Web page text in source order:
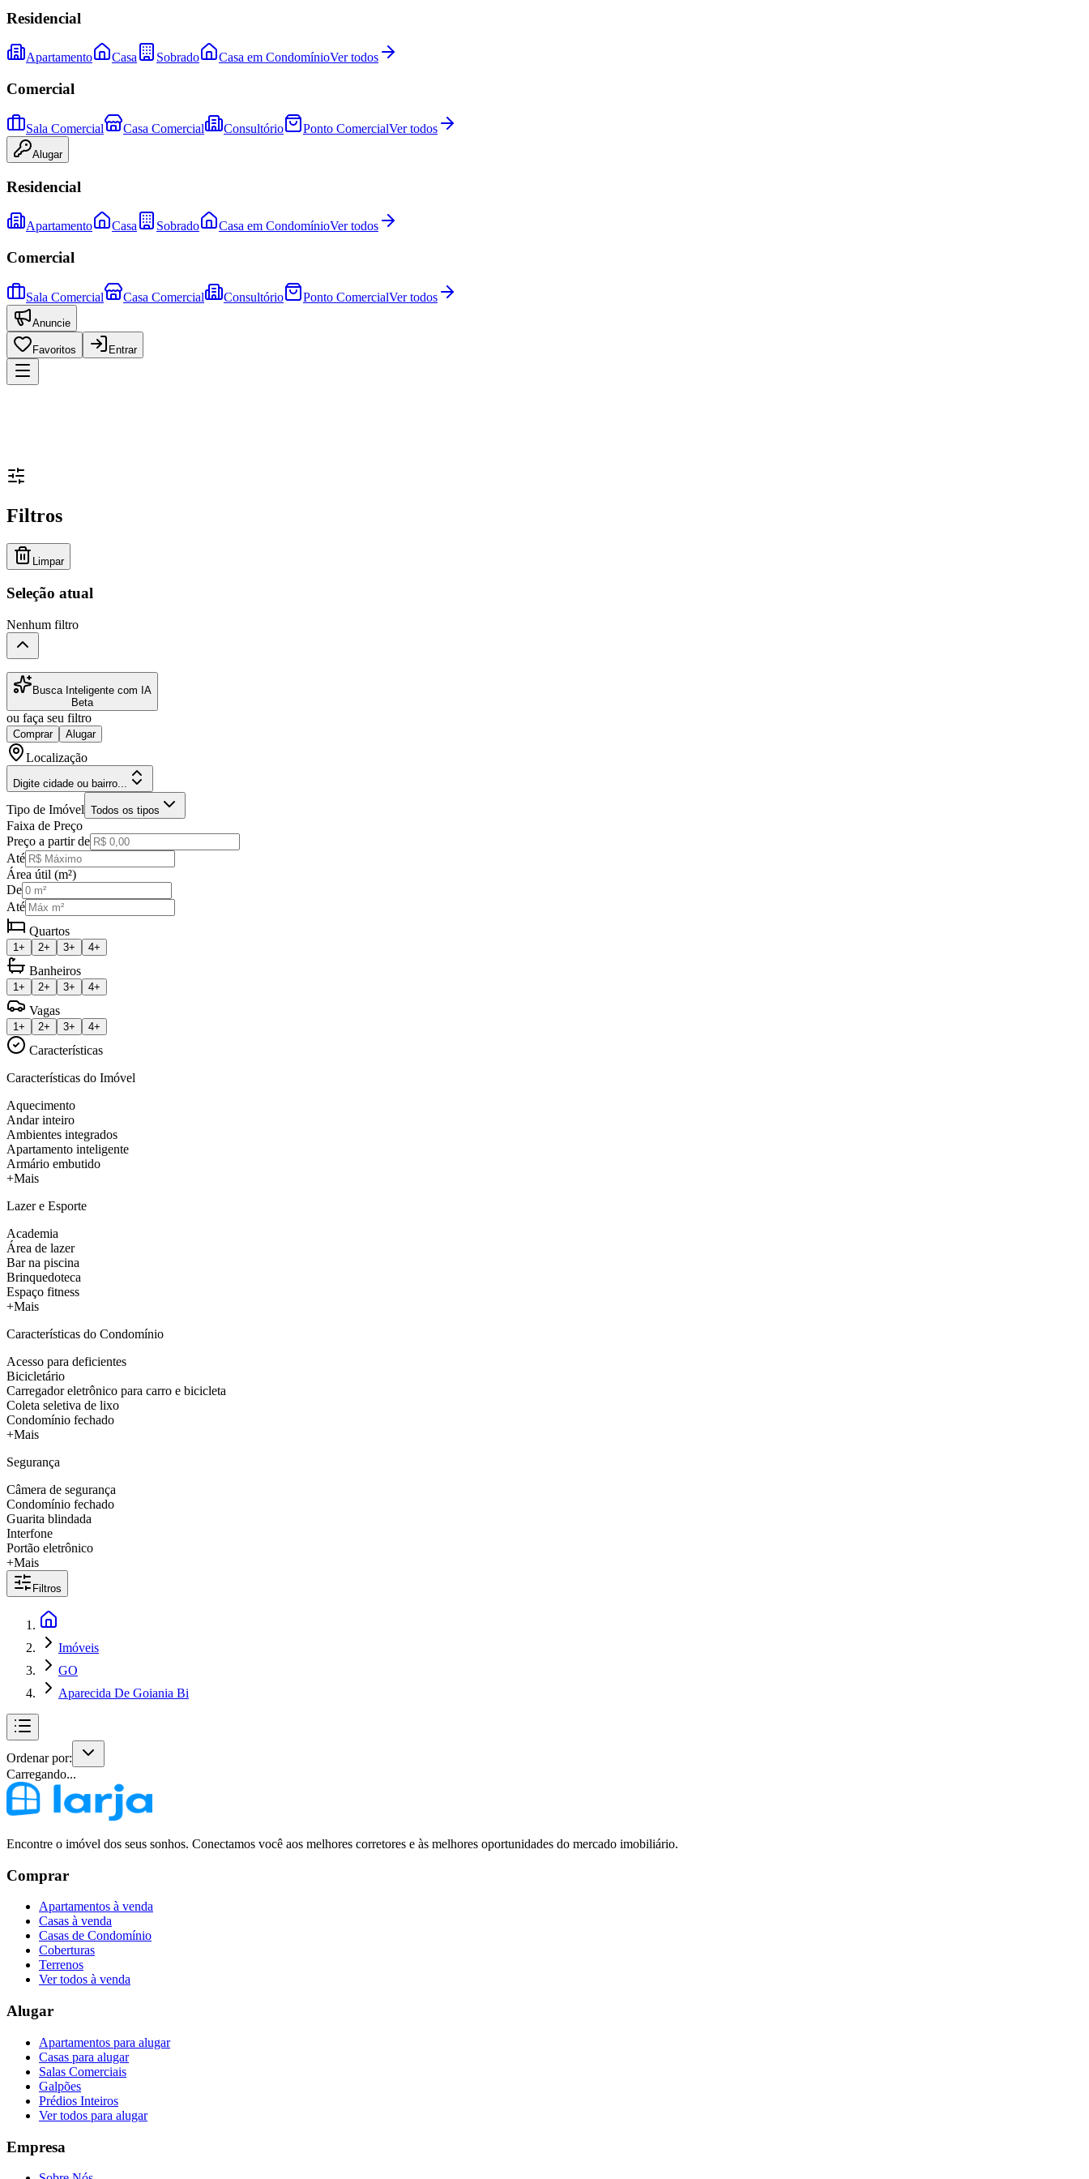
Residencial
Apartamento Casa Sobrado Casa em CondomínioVer todos
Comercial
Sala Comercial Casa Comercial Consultório Ponto ComercialVer todos
Alugar
Residencial
Apartamento Casa Sobrado Casa em CondomínioVer todos
Comercial
Sala Comercial Casa Comercial Consultório Ponto ComercialVer todos
Anuncie
Favoritos Entrar
Filtros
Limpar
Seleção atual
Nenhum filtro
Busca Inteligente com IA
Beta
ou faça seu filtro
Comprar Alugar
Localização
Digite cidade ou bairro...
Tipo de Imóvel Todos os tipos
Faixa de Preço
Preço a partir de
Até
Área útil (m²)
De
Até
Quartos
1+ 2+ 3+ 4+
Banheiros
1+ 2+ 3+ 4+
Vagas
1+ 2+ 3+ 4+
Características
Características do Imóvel
Aquecimento
Andar inteiro
Ambientes integrados
Apartamento inteligente
Armário embutido
+Mais
Lazer e Esporte
Academia
Área de lazer
Bar na piscina
Brinquedoteca
Espaço fitness
+Mais
Características do Condomínio
Acesso para deficientes
Bicicletário
Carregador eletrônico para carro e bicicleta
Coleta seletiva de lixo
Condomínio fechado
+Mais
Segurança
Câmera de segurança
Condomínio fechado
Guarita blindada
Interfone
Portão eletrônico
+Mais
Filtros
Imóveis
GO
Aparecida De Goiania Bi
Ordenar por:
Carregando...
Encontre o imóvel dos seus sonhos. Conectamos você aos melhores corretores e às melhores oportunidades do mercado imobiliário.
Comprar
Apartamentos à venda
Casas à venda
Casas de Condomínio
Coberturas
Terrenos
Ver todos à venda
Alugar
Apartamentos para alugar
Casas para alugar
Salas Comerciais
Galpões
Prédios Inteiros
Ver todos para alugar
Empresa